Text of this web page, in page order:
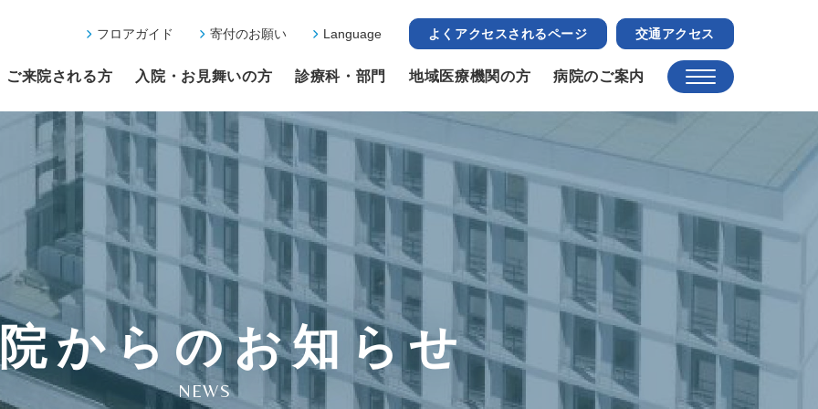
フロアガイド 寄付のお願い Language よくアクセスされるページ 交通アクセス
ご来院される方 入院・お見舞いの方 診療科・部門 地域医療機関の方 病院のご案内
からのお知らせ
NEWS